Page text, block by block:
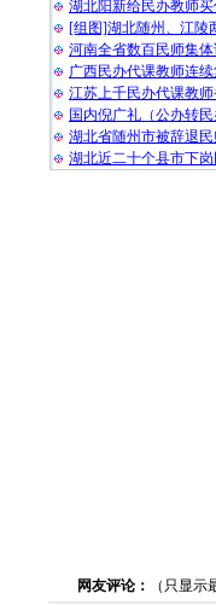
湖北阳新给民办教师
[组图]湖北随州、江陵
河南全省数百民师集
广西民办代课教师连
江苏上千民办代课教
国内倪广礼（公办转
湖北省随州市被辞退
湖北近二十个县市下
网友评论： （只显